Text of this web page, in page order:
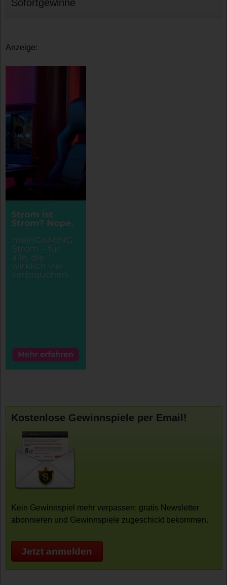
Sofortgewinne
Anzeige:
Kostenlose Gewinnspiele per Email!
Kein Gewinnspiel mehr verpassen: gratis Newsletter
abonnieren und Gewinnspiele zugeschickt bekommen.
Jetzt anmelden